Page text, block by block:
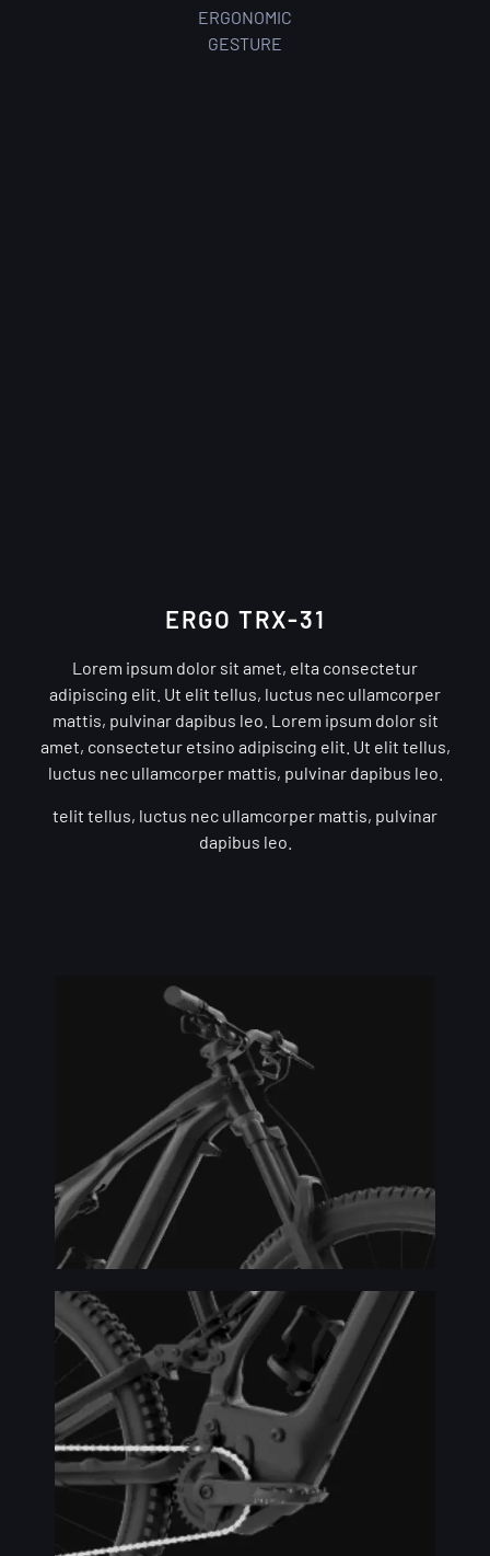
ERGONOMIC
GESTURE
ERGO TRX-31
Lorem ipsum dolor sit amet, elta consectetur
adipiscing elit. Ut elit tellus, luctus nec ullamcorper
mattis, pulvinar dapibus leo. Lorem ipsum dolor sit
amet, consectetur etsino adipiscing elit. Ut elit tellus,
luctus nec ullamcorper mattis, pulvinar dapibus leo.
telit tellus, luctus nec ullamcorper mattis, pulvinar
dapibus leo.